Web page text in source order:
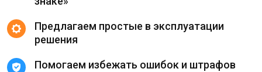
Предлагаем простые в эксплуатации
решения
Помогаем избежать ошибок и штрафов